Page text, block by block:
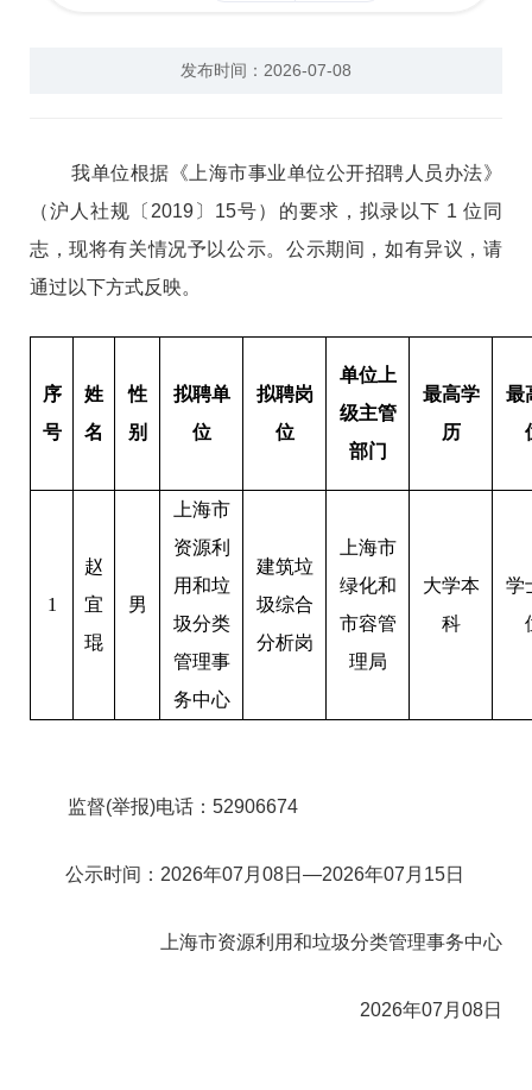
发布时间：2026-07-08
我单位根据《上海市事业单位公开招聘人员办法》
（沪人社规〔2019〕15号）的要求，拟录以下 1 位同
志，现将有关情况予以公示。公示期间，如有异议，请
通过以下方式反映。
序
号
姓
名
性
别
拟聘单
位
拟聘岗
位
单位上
级主管
部门
最高学
历
最
1
赵
宜
琨
男
上海市
资源利
用和垃
圾分类
管理事
务中心
建筑垃
圾综合
分析岗
上海市
绿化和
市容管
理局
大学本
科
学
监督(举报)电话：52906674
公示时间：2026年07月08日—2026年07月15日
上海市资源利用和垃圾分类管理事务中心
2026年07月08日